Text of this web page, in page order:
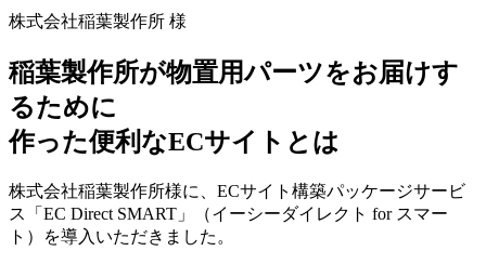
株式会社稲葉製作所 様
稲葉製作所が物置用パーツをお届けす
るために
作った便利なECサイトとは
株式会社稲葉製作所様に、ECサイト構築パッケージサービ
ス「EC Direct SMART」（イーシーダイレクト for スマー
ト）を導入いただきました。